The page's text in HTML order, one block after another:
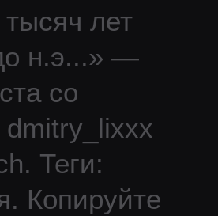
лет
н.э...» —
со
dmitry_lixxx
Теги:
Копируйте